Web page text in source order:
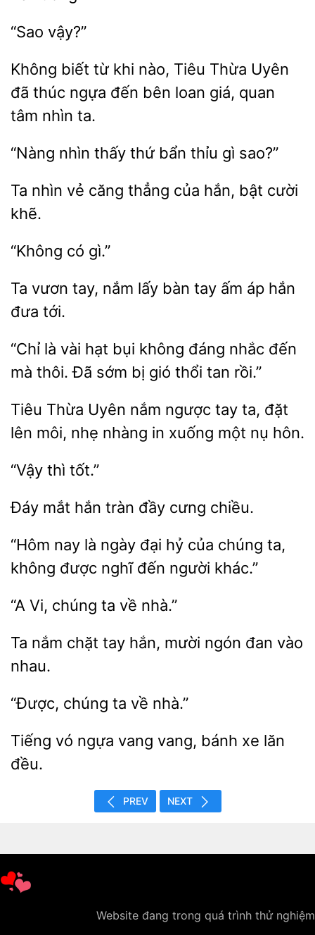
Không biết từ khi nào, Tiêu Thừa Uyên
thúc ngựa đến bên
quan
tâm nhìn ta.
nhìn thấy thứ thỉu gì
nhìn vẻ
thẳng của hắn, bật
khẽ.
vươn
nắm lấy bàn tay ấm áp
đưa tới.
“Chỉ vài hạt bụi không đáng
đến
mà thôi. Đã sớm
gió thổi tan rồi.”
Tiêu Uyên nắm
tay ta, đặt
lên
nhẹ nhàng in xuống một nụ hôn.
mắt tràn cưng chiều.
“Hôm nay ngày đại hỷ
chúng ta,
không
nghĩ đến người khác.”
chúng về nhà.”
nắm chặt tay hắn, mười ngón đan
“Được, ta
Tiếng vó vang
xe lăn
đều.
PREV NEXT
Website đang trong quá trình thử nghiệm